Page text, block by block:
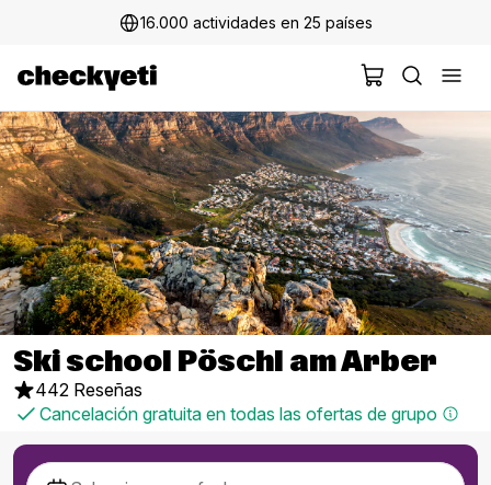
16.000 actividades en 25 países
Ski school Pöschl am Arber
442 Reseñas
Cancelación gratuita en todas las ofertas de grupo